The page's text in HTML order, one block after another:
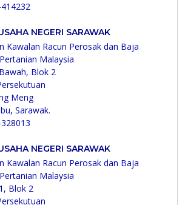
NEGERI SARAWAK
Kawalan Racun Perosak dan Baja
Malaysia
Blok 2
Meng
Sarawak.
NEGERI SARAWAK
Kawalan Racun Perosak dan Baja
Malaysia
Blok 2